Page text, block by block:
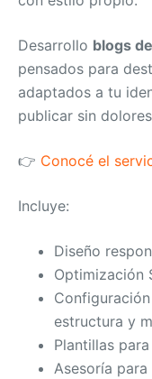
Desarrollo blogs
pensados para
adaptados a tu
publicar sin
👉 Conocé el
Incluye:
Diseño
Optimización
estructura y
Plantillas
Asesoría